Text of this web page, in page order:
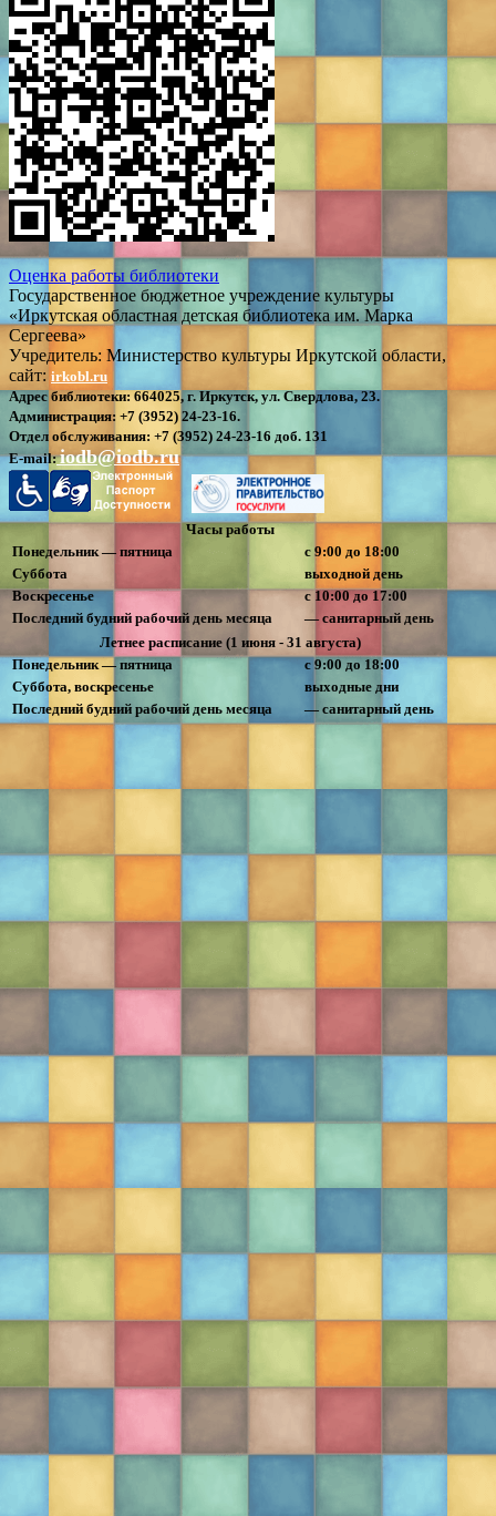
Оценка работы библиотеки
Государственное бюджетное учреждение культуры
«Иркутская областная детская библиотека им. Марка
Сергеева»
Учредитель: Министерство культуры Иркутской области,
сайт: irkobl.ru
Адрес библиотеки:664025, г. Иркутск, ул. Свердлова, 23.
Администрация: +7 (3952) 24-23-16.
Отдел обслуживания: +7 (3952) 24-23-16 доб. 131
E-mail: iodb@iodb.ru
Часы работы
Понедельник — пятница
с 9:00 до 18:00
Суббота
выходной день
Воскресенье
с 10:00 до 17:00
Последний будний рабочий день месяца
— санитарный день
Летнее расписание (1 июня - 31 августа)
Понедельник — пятница
с 9:00 до 18:00
Суббота, воскресенье
выходные дни
Последний будний рабочий день месяца
— санитарный день